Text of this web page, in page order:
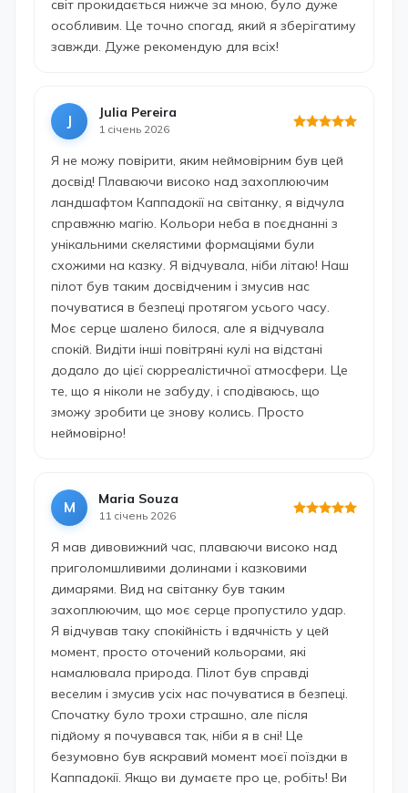
світ прокидається нижче за мною, було дуже
особливим. Це точно спогад, який я зберігатиму
завжди. Дуже рекомендую для всіх!
J Julia Pereira
1 січень 2026
Я не можу повірити, яким неймовірним був цей
досвід! Плаваючи високо над захоплюючим
ландшафтом Каппадокії на світанку, я відчула
справжню магію. Кольори неба в поєднанні з
унікальними скелястими формаціями були
схожими на казку. Я відчувала, ніби літаю! Наш
пілот був таким досвідченим і змусив нас
почуватися в безпеці протягом усього часу.
Моє серце шалено билося, але я відчувала
спокій. Видіти інші повітряні кулі на відстані
додало до цієї сюрреалістичної атмосфери. Це
те, що я ніколи не забуду, і сподіваюсь, що
зможу зробити це знову колись. Просто
неймовірно!
M Maria Souza
11 січень 2026
Я мав дивовижний час, плаваючи високо над
приголомшливими долинами і казковими
димарями. Вид на світанку був таким
захоплюючим, що моє серце пропустило удар.
Я відчував таку спокійність і вдячність у цей
момент, просто оточений кольорами, які
намалювала природа. Пілот був справді
веселим і змусив усіх нас почуватися в безпеці.
Спочатку було трохи страшно, але після
підйому я почувався так, ніби я в сні! Це
безумовно був яскравий момент моєї поїздки в
Каппадокії. Якщо ви думаєте про це, робіть! Ви